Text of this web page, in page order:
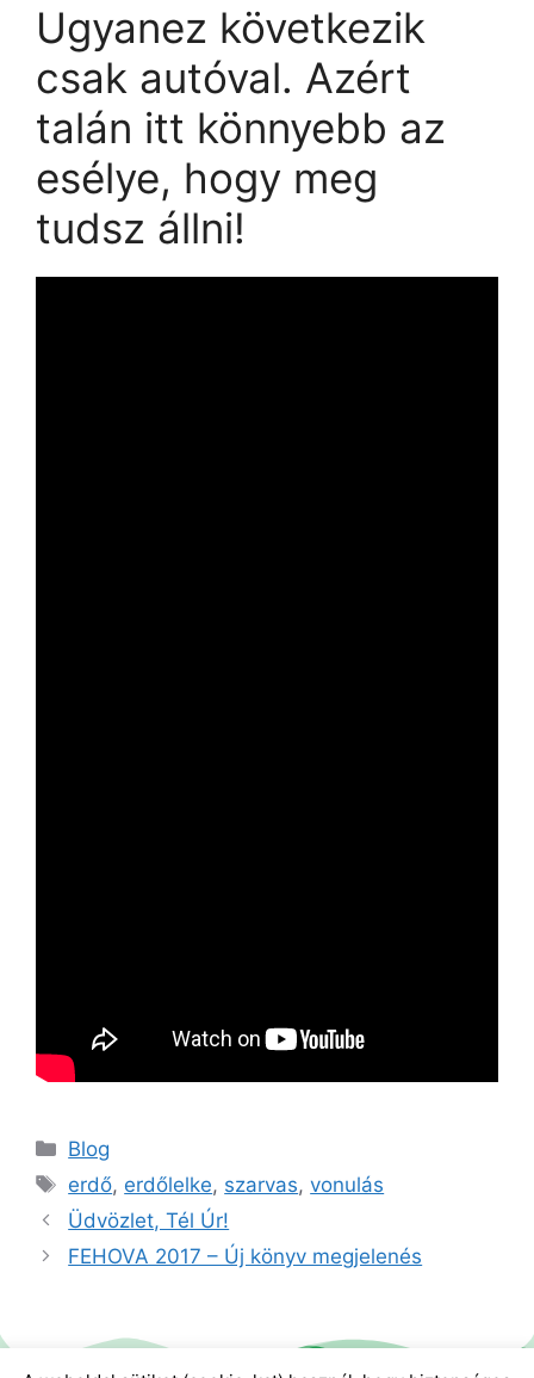
Ugyanez következik
csak autóval. Azért
talán itt könnyebb az
esélye, hogy meg
tudsz állni!
Blog
erdő, erdőlelke, szarvas,vonulás
Üdvözlet, Tél Úr!
FEHOVA 2017 – Új könyv megjelenés